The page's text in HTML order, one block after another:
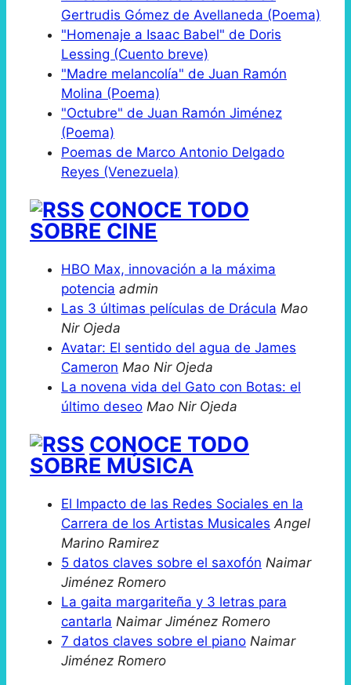
Gertrudis Gómez de Avellaneda (Poema)
"Homenaje a Isaac Babel" de Doris
Lessing (Cuento breve)
"Madre melancolía" de Juan Ramón
Molina (Poema)
"Octubre" de Juan Ramón Jiménez
(Poema)
Poemas de Marco Antonio Delgado
Reyes (Venezuela)
CONOCE TODO
SOBRE CINE
HBO Max, innovación a la máxima
potencia admin
Las 3 últimas películas de Drácula Mao
Nir Ojeda
Avatar: El sentido del agua de James
Cameron Mao Nir Ojeda
La novena vida del Gato con Botas: el
último deseo Mao Nir Ojeda
CONOCE TODO
SOBRE MÚSICA
El Impacto de las Redes Sociales en la
Carrera de los Artistas Musicales Angel
Marino Ramirez
5 datos claves sobre el saxofón Naimar
Jiménez Romero
La gaita margariteña y 3 letras para
cantarla Naimar Jiménez Romero
7 datos claves sobre el piano Naimar
Jiménez Romero